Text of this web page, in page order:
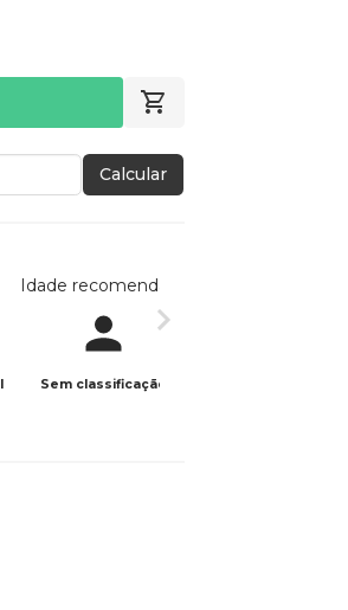
Calcular
Idade recomendada
Sem classificação